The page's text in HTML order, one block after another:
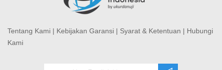
Tentang Kami | Kebijakan Garansi | Syarat & Ketentuan | Hubungi
Kami